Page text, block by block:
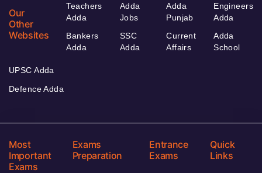
Our
Other
Websites
Teachers
Adda
Bankers
Adda
Adda
Jobs
SSC
Adda
Adda
Punjab
Current
Affairs
Engineers
Adda
Adda
School
UPSC Adda
Defence Adda
Most
Important
Exams
Exams
Preparation
Entrance
Exams
Quick
Links